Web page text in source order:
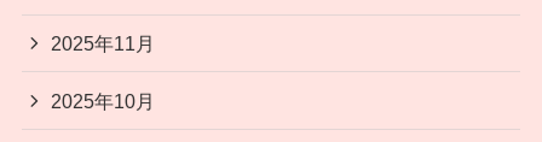
2025年11月
2025年10月